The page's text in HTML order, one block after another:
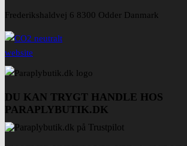
Frederikshaldvej 6 8300 Odder Danmark
DU KAN TRYGT HANDLE HOS
PARAPLYBUTIK.DK